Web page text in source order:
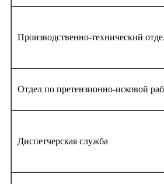
Производственно-технический
Отдел по претензионно-исковой
Диспетчерская служба